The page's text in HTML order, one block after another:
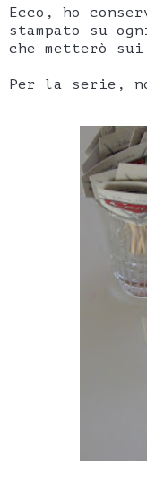
Ecco, ho
stampato su
che metterò
Per la serie,